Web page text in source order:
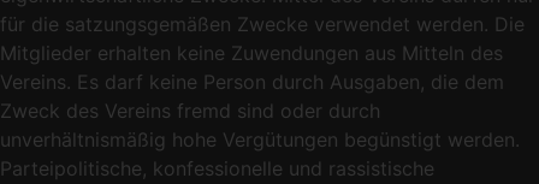
für die satzungsgemäßen Zwecke verwendet werden. Die
Mitglieder erhalten keine Zuwendungen aus Mitteln des
Vereins. Es darf keine Person durch Ausgaben, die dem
Zweck des Vereins fremd sind oder durch
unverhältnismäßig hohe Vergütungen begünstigt werden.
Parteipolitische, konfessionelle und rassistische